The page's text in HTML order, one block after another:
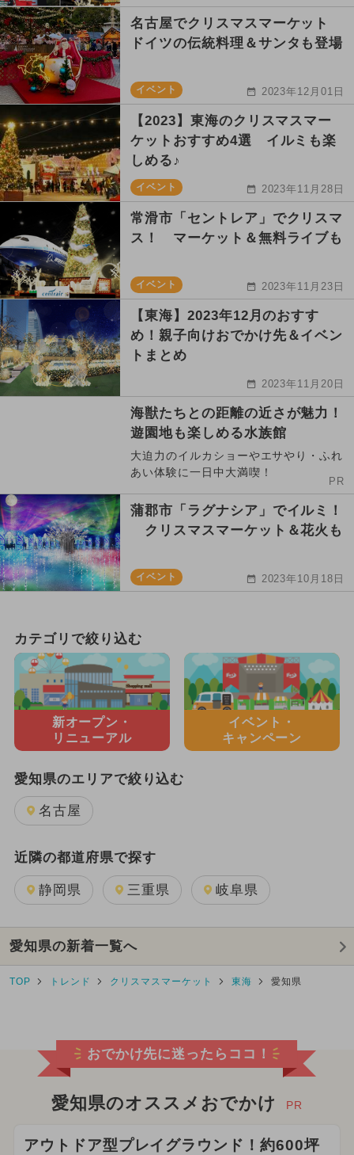
名古屋でクリスマスマーケット
ドイツの伝統料理＆サンタも登場
イベント 2023年12月01日
【2023】東海のクリスマスマー
ケットおすすめ4選 イルミも楽
しめる♪
イベント 2023年11月28日
常滑市「セントレア」でクリスマ
ス！ マーケット＆無料ライブも
イベント 2023年11月23日
【東海】2023年12月のおすす
め！親子向けおでかけ先＆イベン
トまとめ
2023年11月20日
海獣たちとの距離の近さが魅力！
遊園地も楽しめる水族館
大迫力のイルカショーやエサやり・ふれ
あい体験に一日中大満喫！
PR
蒲郡市「ラグナシア」でイルミ！
クリスマスマーケット＆花火も
イベント 2023年10月18日
カテゴリで絞り込む
新オープン・
リニューアル
イベント・
キャンペーン
愛知県のエリアで絞り込む
名古屋
近隣の都道府県で探す
静岡県 三重県 岐阜県
愛知県の新着一覧へ
TOP トレンド クリスマスマーケット 東海 愛知県
おでかけ先に迷ったらココ！
愛知県のオススメおでかけ PR
アウトドア型プレイグラウンド！約600坪